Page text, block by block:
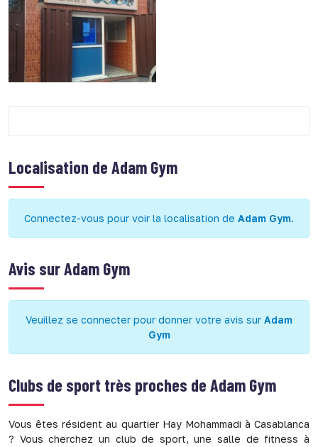
Localisation de Adam Gym
Connectez-vous pour voir la localisation de Adam Gym.
Avis surAdam Gym
Veuillez se connecter pour donner votre avis sur Adam
Gym
Clubs de sport très proches de Adam Gym
Vous êtes résident au quartier Hay Mohammadi à Casablanca
? Vous cherchez un club de sport, une salle de fitness à